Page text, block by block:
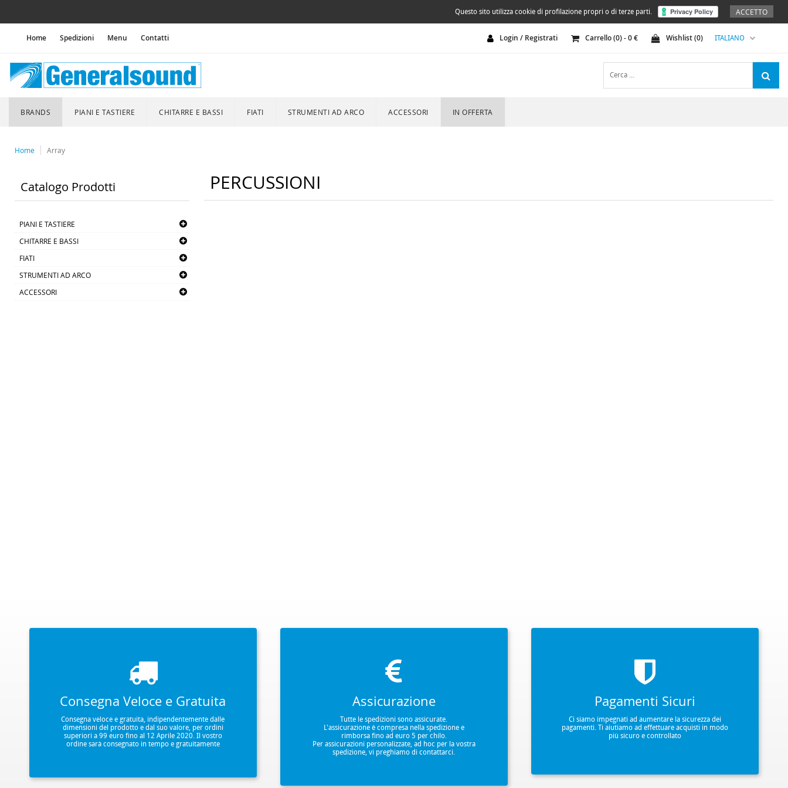
ACCETTO
Questo sito utilizza cookie di profilazione propri o di terze parti.
Home Spedizioni Menu Contatti ITALIANO
Login / Registrati Carrello (0) -0€ Wishlist (0)
BRANDS PIANI E TASTIERE CHITARRE E BASSI FIATI STRUMENTI AD ARCO ACCESSORI IN OFFERTA
Home Array
PERCUSSIONI
Catalogo Prodotti
PIANI E TASTIERE
CHITARRE E BASSI
FIATI
STRUMENTI AD ARCO
ACCESSORI
Consegna Veloce e Gratuita
Consegna veloce e gratuita, indipendentemente dalle
dimensioni del prodotto e dal suo valore, per ordini
superiori a 99 euro fino al 12 Aprile 2020. Il vostro
ordine sarà consegnato in tempo e gratuitamente
Assicurazione
Tutte le spedizioni sono assicurate.
L'assicurazione è compresa nella spedizione e
rimborsa fino ad euro 5 per chilo.
Per assicurazioni personalizzate, ad hoc per la vostra
spedizione, vi preghiamo di contattarci.
Pagamenti Sicuri
Ci siamo impegnati ad aumentare la sicurezza dei
pagamenti. Ti aiutiamo ad effettuare acquisti in modo
più sicuro e controllato